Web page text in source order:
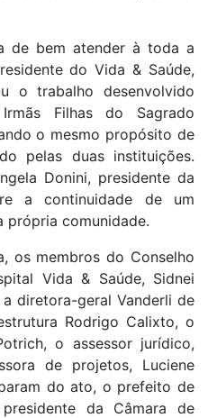
de bem atender à toda a
do Vida & Saúde,
o trabalho desenvolvido
Filhas do Sagrado
o mesmo propósito de
pelas duas instituições.
Donini, presidente da
a continuidade de um
própria comunidade.
os membros do Conselho
Vida & Saúde, Sidnei
diretora-geral Vanderli de
Rodrigo Calixto, o
o assessor jurídico,
de projetos, Luciene
do ato, o prefeito de
da Câmara de